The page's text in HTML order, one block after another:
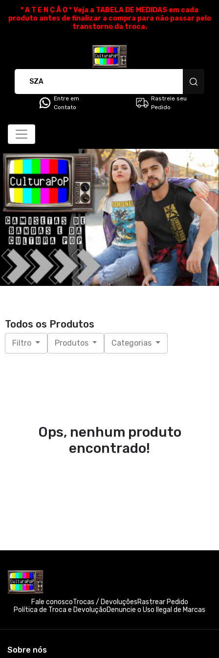
* A T E N Ç Ã O * Veja a TABELA DE MEDIDAS em cada
produto antes de finalizar a compra para não passar pelo
transtorno da troca.
Entre em
Contato
Rastreie seu
Pedido
Todos os Produtos
Filtro Produtos Categorias
Ops, nenhum produto
encontrado!
Fale conoscoTrocas / DevoluçõesRastrear Pedido
Política de Troca e DevoluçãoDenuncie o Uso Ilegal de Marcas
Sobre nós